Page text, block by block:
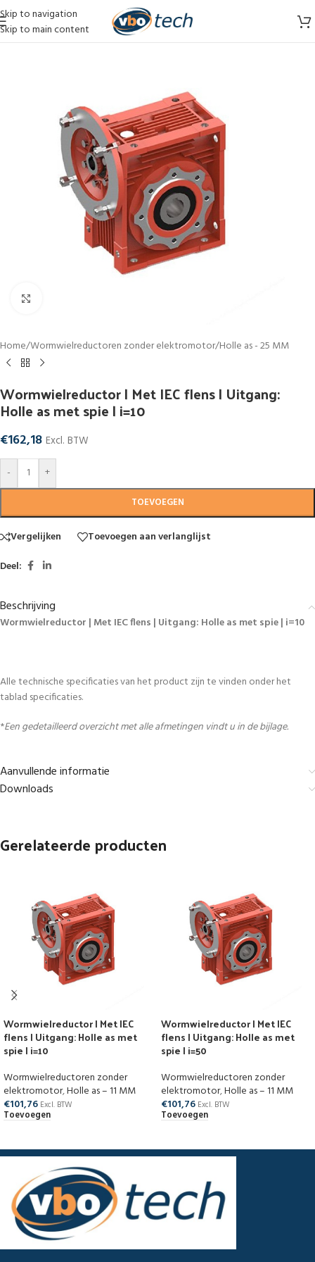
Skip to navigation
Skip to main content
Home/Wormwielreductoren zonder elektromotor/Holle as - 25 MM
Wormwielreductor | Met IEC flens | Uitgang:
Holle as met spie | i=10
€162,18 Excl. BTW
-
+
TOEVOEGEN
Vergelijken
Toevoegen aan verlanglijst
Deel:
Beschrijving
Wormwielreductor | Met IEC flens | Uitgang: Holle as met spie | i=10
Alle technische specificaties van het product zijn te vinden onder het
tablad specificaties.
*Een gedetailleerd overzicht met alle afmetingen vindt u in de bijlage.
Aanvullende informatie
Downloads
Gerelateerde producten
Wormwielreductor | Met IEC
flens | Uitgang: Holle as met
spie | i=10
Wormwielreductoren zonder
elektromotor,Holle as – 11 MM
€101,76 Excl. BTW
Toevoegen
Wormwielreductor | Met IEC
flens | Uitgang: Holle as met
spie | i=50
Wormwielreductoren zonder
elektromotor,Holle as – 11 MM
€101,76 Excl. BTW
Toevoegen